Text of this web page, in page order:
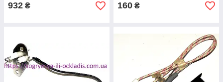
932 ₴ 160 ₴